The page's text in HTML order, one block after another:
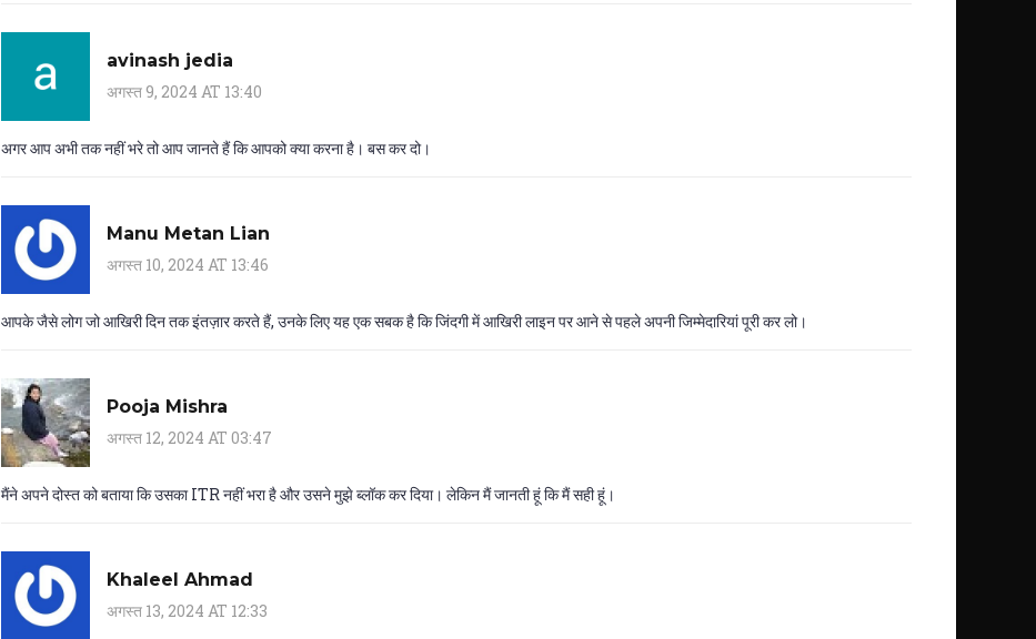
avinash jedia
अगस्त 9, 2024 AT 13:40
अगर आप अभी तक नहीं भरे तो आप जानते हैं कि आपको क्या करना है। बस कर दो।
Manu Metan Lian
अगस्त 10, 2024 AT 13:46
आपके जैसे लोग जो आखिरी दिन तक इंतज़ार करते हैं, उनके लिए यह एक सबक है कि जिंदगी में आखिरी लाइन पर आने से पहले अपनी जिम्मेदारियां पूरी कर लो।
Pooja Mishra
अगस्त 12, 2024 AT 03:47
मैंने अपने दोस्त को बताया कि उसका ITR नहीं भरा है और उसने मुझे ब्लॉक कर दिया। लेकिन मैं जानती हूं कि मैं सही हूं।
Khaleel Ahmad
अगस्त 13, 2024 AT 12:33